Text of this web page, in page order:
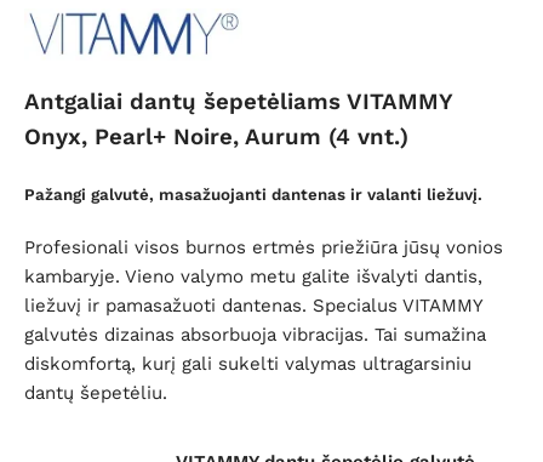
Antgaliai dantų šepetėliams VITAMMY
Onyx, Pearl+ Noire, Aurum (4 vnt.)
Pažangi galvutė, masažuojanti dantenas ir valanti liežuvį.
Profesionali visos burnos ertmės priežiūra jūsų vonios
kambaryje. Vieno valymo metu galite išvalyti dantis,
liežuvį ir pamasažuoti dantenas. Specialus VITAMMY
galvutės dizainas absorbuoja vibracijas. Tai sumažina
diskomfortą, kurį gali sukelti valymas ultragarsiniu
dantų šepetėliu.